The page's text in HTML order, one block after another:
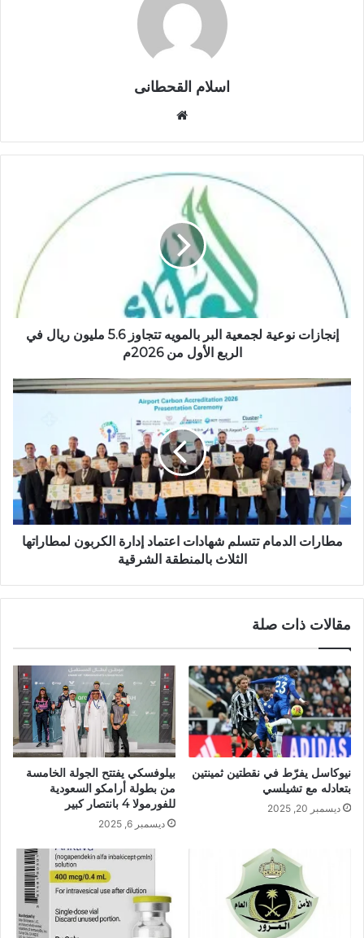
اسلام القحطانى
ق
ع
و
ب
إنجازات نوعية لجمعية البر بالمويه تتجاوز 5.6 مليون ريال في
الربع الأول من 2026م
مطارات الدمام تتسلم شهادات اعتماد إدارة الكربون لمطاراتها
الثلاث بالمنطقة الشرقية
مقالات ذات صلة
نيوكاسل يفرّط في نقطتين ثمينتين
بتعادله مع تشيلسي
ديسمبر 20, 2025
بيلوفسكي يفتتح الجولة الخامسة
من بطولة أرامكو السعودية
للفورمولا 4 بانتصار كبير
ديسمبر 6, 2025